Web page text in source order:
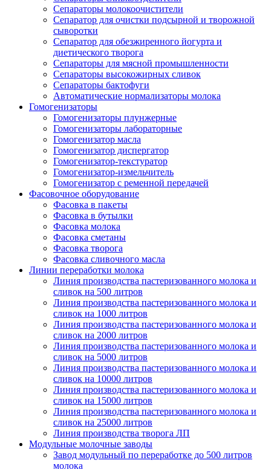
Сепараторы молокоочистители
Сепаратор для очистки подсырной и творожной
сыворотки
Сепаратор для обезжиренного йогурта и
диетического творога
Сепараторы для мясной промышленности
Сепараторы высокожирных сливок
Сепараторы бактофуги
Автоматические нормализаторы молока
Гомогенизаторы
Гомогенизаторы плунжерные
Гомогенизаторы лабораторные
Гомогенизатор масла
Гомогенизатор диспергатор
Гомогенизатор-текстуратор
Гомогенизатор-измельчитель
Гомогенизатор с ременной передачей
Фасовочное оборудование
Фасовка в пакеты
Фасовка в бутылки
Фасовка молока
Фасовка сметаны
Фасовка творога
Фасовка сливочного масла
Линии переработки молока
Линия производства пастеризованного молока и
сливок на 500 литров
Линия производства пастеризованного молока и
сливок на 1000 литров
Линия производства пастеризованного молока и
сливок на 2000 литров
Линия производства пастеризованного молока и
сливок на 5000 литров
Линия производства пастеризованного молока и
сливок на 10000 литров
Линия производства пастеризованного молока и
сливок на 15000 литров
Линия производства пастеризованного молока и
сливок на 25000 литров
Линия производства творога ЛП
Модульные молочные заводы
Завод модульный по переработке до 500 литров
молока